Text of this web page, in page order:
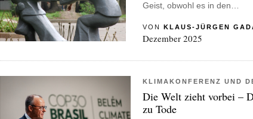
Geist, obwohl es in den…
VON KLAUS-JÜRGEN
Dezember 2025
KLIMAKONFERENZ UND
Die Welt zieht vorbei –
zu Tode